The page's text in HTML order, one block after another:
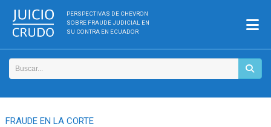
PERSPECTIVAS DE CHEVRON
SOBRE FRAUDE JUDICIAL EN
SU CONTRA EN ECUADOR
FRAUDE EN LA CORTE